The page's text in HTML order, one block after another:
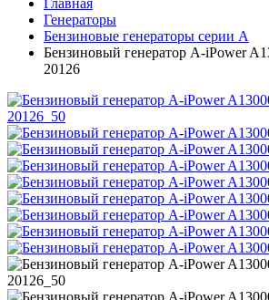
Главная
Генераторы
Бензиновые генераторы серии A
Бензиновый генератор A-iPower
20126